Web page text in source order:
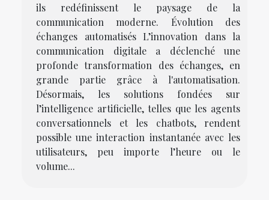
ils redéfinissent le paysage de la
communication moderne. Évolution des
échanges automatisés L’innovation dans la
communication digitale a déclenché une
profonde transformation des échanges, en
grande partie grâce à l'automatisation.
Désormais, les solutions fondées sur
l’intelligence artificielle, telles que les agents
conversationnels et les chatbots, rendent
possible une interaction instantanée avec les
utilisateurs, peu importe l’heure ou le
volume...